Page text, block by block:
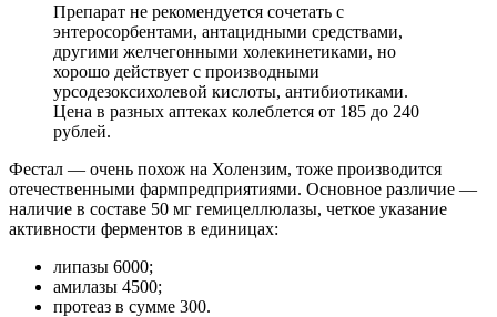
Препарат не рекомендуется сочетать с
энтеросорбентами, антацидными средствами,
другими желчегонными холекинетиками, но
хорошо действует с производными
урсодезоксихолевой кислоты, антибиотиками.
Цена в разных аптеках колеблется от 185 до 240
рублей.
Фестал — очень похож на Холензим, тоже производится
отечественными фармпредприятиями. Основное различие —
наличие в составе 50 мг гемицеллюлазы, четкое указание
активности ферментов в единицах:
липазы 6000;
амилазы 4500;
протеаз в сумме 300.